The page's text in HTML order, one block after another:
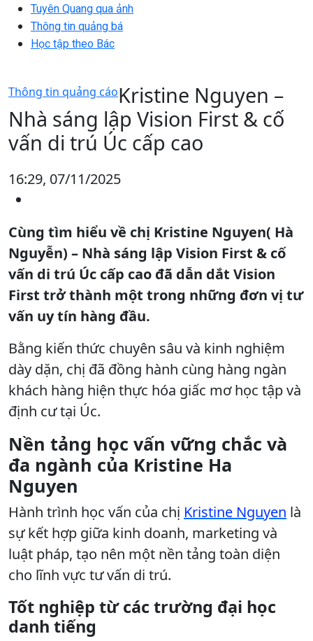
Tuyên Quang qua ảnh
Thông tin quảng bá
Học tập theo Bác
Thông tin quảng cáoKristine Nguyen –
Nhà sáng lập Vision First & cố
vấn di trú Úc cấp cao
16:29, 07/11/2025
Cùng tìm hiểu về chị Kristine Nguyen( Hà
Nguyễn) – Nhà sáng lập Vision First & cố
vấn di trú Úc cấp cao đã dẫn dắt Vision
First trở thành một trong những đơn vị tư
vấn uy tín hàng đầu.
Bằng kiến thức chuyên sâu và kinh nghiệm
dày dặn, chị đã đồng hành cùng hàng ngàn
khách hàng hiện thực hóa giấc mơ học tập và
định cư tại Úc.
Nền tảng học vấn vững chắc và
đa ngành của Kristine Ha
Nguyen
Hành trình học vấn của chị Kristine Nguyen là
sự kết hợp giữa kinh doanh, marketing và
luật pháp, tạo nên một nền tảng toàn diện
cho lĩnh vực tư vấn di trú.
Tốt nghiệp từ các trường đại học
danh tiếng